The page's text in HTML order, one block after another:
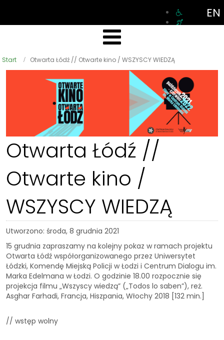
EN
Start Otwarta Łódź // Otwarte kino / WSZYSCY WIEDZĄ
Otwarta Łódź //
Otwarte kino /
WSZYSCY WIEDZĄ
Utworzono: środa, 8 grudnia 2021
15 grudnia zapraszamy na kolejny pokaz w ramach projektu
Otwarta Łódź współorganizowanego przez Uniwersytet
Łódzki, Komendę Miejską Policji w Łodzi i Centrum Dialogu im.
Marka Edelmana w Łodzi. O godzinie 18.00 rozpocznie się
projekcja filmu „Wszyscy wiedzą” („Todos lo saben”), reż.
Asghar Farhadi, Francja, Hiszpania, Włochy 2018 [132 min.]
// wstęp wolny